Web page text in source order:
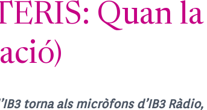
Quan
torna als micròfons d’IB3